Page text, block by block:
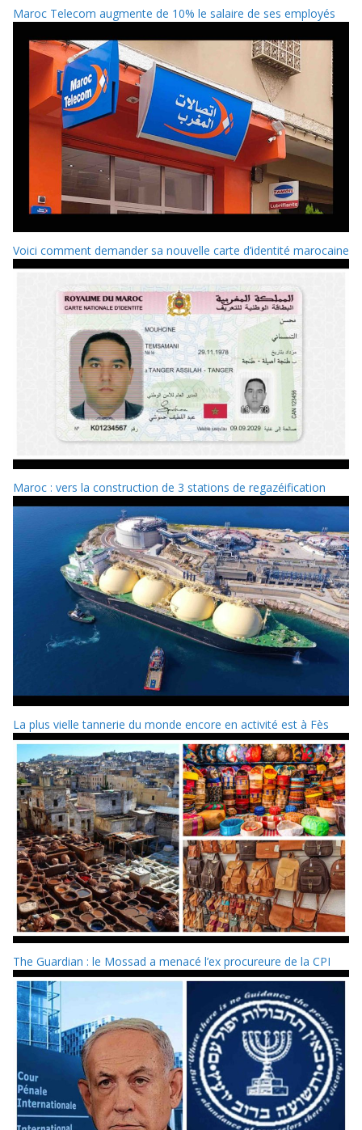
Maroc Telecom augmente de 10% le salaire de ses employés
Voici comment demander sa nouvelle carte d’identité marocaine
Maroc : vers la construction de 3 stations de regazéification
La plus vielle tannerie du monde encore en activité est à Fès
The Guardian : le Mossad a menacé l’ex procureure de la CPI